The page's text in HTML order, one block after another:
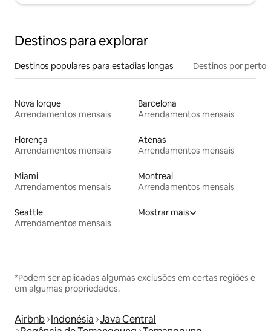
Destinos para explorar
Destinos populares para estadias longas Destinos por perto
Nova Iorque
Arrendamentos mensais
Barcelona
Arrendamentos mensais
Florença
Arrendamentos mensais
Atenas
Arrendamentos mensais
Miami
Arrendamentos mensais
Montreal
Arrendamentos mensais
Seattle
Arrendamentos mensais
Mostrar mais
*Podem ser aplicadas algumas exclusões em certas regiões e
em algumas propriedades.
Airbnb Indonésia Java Central